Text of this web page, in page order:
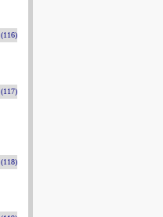
(116)
(117)
(118)